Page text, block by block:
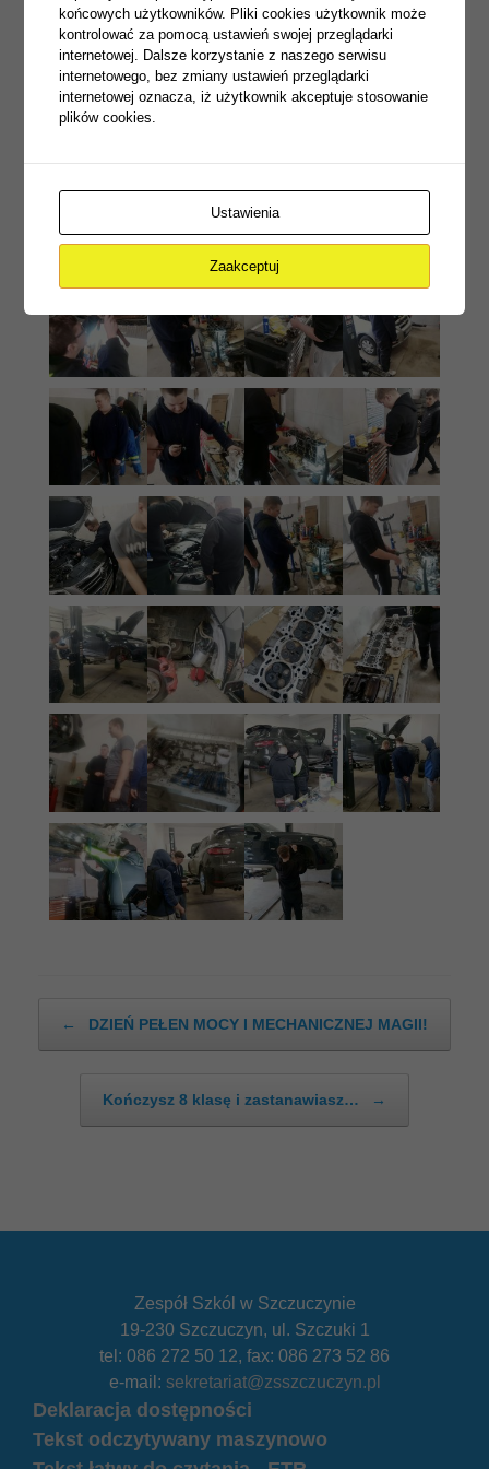
← DZIEŃ PEŁEN MOCY I MECHANICZNEJ MAGII!
Kończysz 8 klasę i zastanawiasz… →
Zespół Szkól w Szczuczynie
19-230 Szczuczyn, ul. Szczuki 1
tel: 086 272 50 12, fax: 086 273 52 86
e-mail: sekretariat@zsszczuczyn.pl
Deklaracja dostępności
Tekst odczytywany maszynowo
końcowych użytkowników. Pliki cookies użytkownik może
kontrolować za pomocą ustawień swojej przeglądarki
internetowej. Dalsze korzystanie z naszego serwisu
internetowego, bez zmiany ustawień przeglądarki
internetowej oznacza, iż użytkownik akceptuje stosowanie
plików cookies.
Ustawienia
Zaakceptuj